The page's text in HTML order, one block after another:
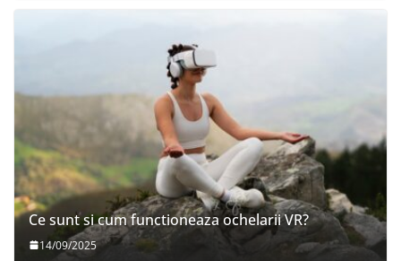
Ce sunt si cum functioneaza ochelarii VR?
14/09/2025